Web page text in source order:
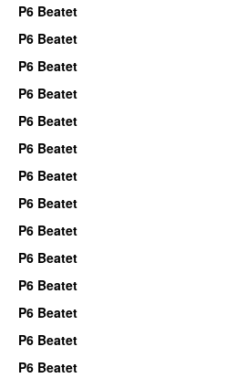
P6 Beatet
P6 Beatet
P6 Beatet
P6 Beatet
P6 Beatet
P6 Beatet
P6 Beatet
P6 Beatet
P6 Beatet
P6 Beatet
P6 Beatet
P6 Beatet
P6 Beatet
P6 Beatet